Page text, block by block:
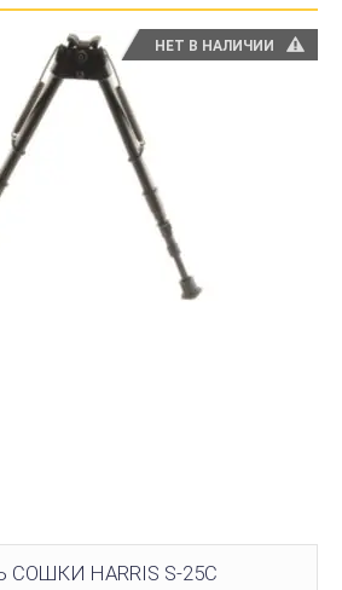
НЕТ В НАЛИЧИИ
HARRIS S-25C